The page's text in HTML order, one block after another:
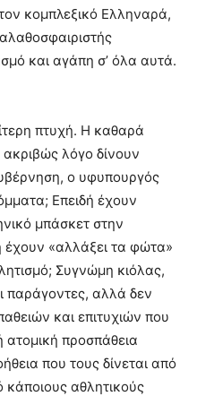
κομπλεξικό Ελληναρά,
και αγάπη σ’ όλα αυτά.
πτυχή. Η καθαρά
ακριβώς λόγο δίνουν
ο υφυπουργός
Επειδή έχουν
μπάσκετ στην
έχουν «αλλάξει τα φώτα»
Συγνώμη κιόλας,
παράγοντες, αλλά δεν
και επιτυχιών που
ατομική προσπάθεια
που τους δίνεται από
κάποιους αθλητικούς